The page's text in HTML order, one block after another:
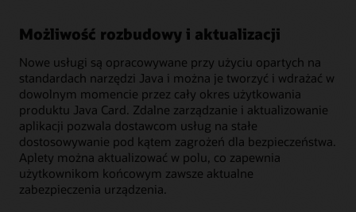
Możliwość rozbudowy i aktualizacji
Nowe usługi są opracowywane przy użyciu opartych na
standardach narzędzi Java i można je tworzyć i wdrażać w
dowolnym momencie przez cały okres użytkowania
produktu Java Card. Zdalne zarządzanie i aktualizowanie
aplikacji pozwala dostawcom usług na stałe
dostosowywanie pod kątem zagrożeń dla bezpieczeństwa.
Aplety można aktualizować w polu, co zapewnia
użytkownikom końcowym zawsze aktualne
zabezpieczenia urządzenia.